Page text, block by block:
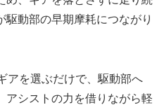
動部の早期摩耗につながり
アを選ぶだけで、駆動部へ
アシストの力を借りながら軽